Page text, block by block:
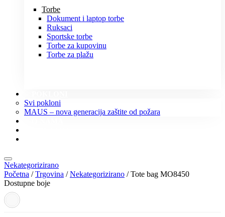
Torbe
Dokument i laptop torbe
Ruksaci
Sportske torbe
Torbe za kupovinu
Torbe za plažu
Svi pokloni
MAUS – nova generacija zaštite od požara
Nekategorizirano
Početna /Trgovina /Nekategorizirano / Tote bag MO8450
Dostupne boje